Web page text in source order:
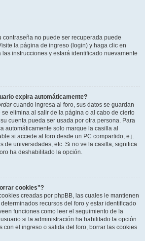
contraseña no puede ser recuperada puede
la página de ingreso (login) y haga clic en
las instrucciones y estará identificado nuevamente
expira automáticamente?
cuando ingresa al foro, sus datos se guardan
elimina al salir de la página o al cabo de cierto
cuenta pueda ser usada por otra persona. Para
automáticamente solo marque la casilla al
si accede al foro desde un PC compartido, e.j.
de universidades, etc. Si no ve la casilla, significa
ha deshabilitado la opción.
cookies"?
creadas por phpBB, las cuales le mantienen
recursos del foro y estar identificado
funciones como leer el seguimiento de la
si la administración ha habilitado la opción.
con el ingreso o salida del foro, borrar las cookies